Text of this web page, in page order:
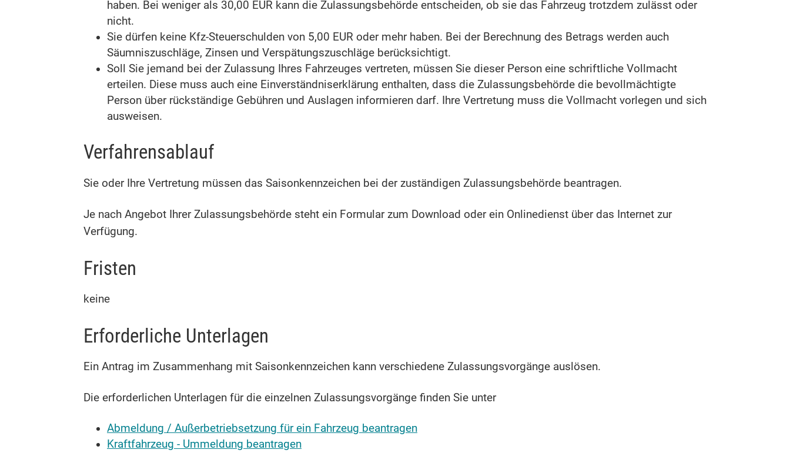
haben. Bei weniger als 30,00 EUR kann die Zulassungsbehörde entscheiden, ob sie das Fahrzeug trotzdem zulässt oder
nicht.
Sie dürfen keine Kfz-Steuerschulden von 5,00 EUR oder mehr haben. Bei der Berechnung des Betrags werden auch
Säumniszuschläge, Zinsen und Verspätungszuschläge berücksichtigt.
Soll Sie jemand bei der Zulassung Ihres Fahrzeuges vertreten, müssen Sie dieser Person eine schriftliche Vollmacht
erteilen. Diese muss auch eine Einverständniserklärung enthalten, dass die Zulassungsbehörde die bevollmächtigte
Person über rückständige Gebühren und Auslagen informieren darf. Ihre Vertretung muss die Vollmacht vorlegen und sich
ausweisen.
Verfahrensablauf
Sie oder Ihre Vertretung müssen das Saisonkennzeichen bei der zuständigen Zulassungsbehörde beantragen.
Je nach Angebot Ihrer Zulassungsbehörde steht ein Formular zum Download oder ein Onlinedienst über das Internet zur
Verfügung.
Fristen
keine
Erforderliche Unterlagen
Ein Antrag im Zusammenhang mit Saisonkennzeichen kann verschiedene Zulassungsvorgänge auslösen.
Die erforderlichen Unterlagen für die einzelnen Zulassungsvorgänge finden Sie unter
Abmeldung / Außerbetriebsetzung für ein Fahrzeug beantragen
Kraftfahrzeug - Ummeldung beantragen